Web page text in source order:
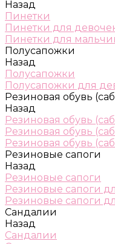
Назад
Пинетки
Пинетки для
Пинетки для
Полусапожки
Назад
Полусапожки
Полусапожки для
Резиновая обувь
Назад
Резиновая обувь
Резиновая обувь
Резиновая обувь
Резиновые сапоги
Назад
Резиновые сапоги
Резиновые сапоги
Резиновые сапоги
Сандалии
Назад
Сандалии